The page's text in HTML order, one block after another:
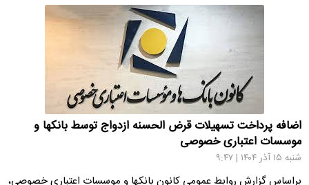
اضافه پرداخت تسهیلات قرض الحسنه ازدواج توسط بانکها و
موسسات اعتباری خصوصی
شنبه ۱۵ آذر ۱۴۰۴ | ۹:۴۷
براساس گزارش روابط عمومی کانون بانکها و موسسات اعتباری خصوصی،